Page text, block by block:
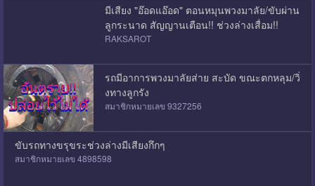
มีเสียง "อ๊อดแอ๊อด" ตอนหมุนพวงมาลัย/ขับผ่าน
ลูกระนาด สัญญานเตือน!! ช่วงล่างเสื่อม!!
RAKSAROT
รถมีอาการพวงมาลัยส่าย สะบัด ขณะตกหลุม/วิ่
งทางลูกรัง
สมาชิกหมายเลข 9327256
ขับรถทางขรุขระช่วงล่างมีเสียงกึกๆ
สมาชิกหมายเลข 4898598